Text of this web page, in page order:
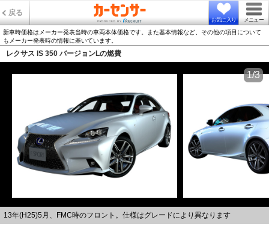
戻る
お気に入り メニュー
新車時価格はメーカー発表当時の車両本体価格です。また基本情報など、その他の項目について
もメーカー発表時の情報に基いています。
レクサス IS 350 バージョンLの燃費
13年(H25)5月、FMC時のフロント。仕様はグレードにより異なります
1/3